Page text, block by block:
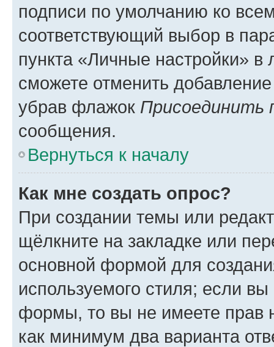
подписи по умолчанию ко
соответствующий выбор в
пункта «Личные настройки»
сможете отменить
убрав флажок Присоединить
сообщения.
Вернуться к началу
Как мне создать опрос?
При создании темы или
щёлкните на закладке или
основной формой для
используемого стиля; если
формы, то вы не имеете прав
как минимум два варианта